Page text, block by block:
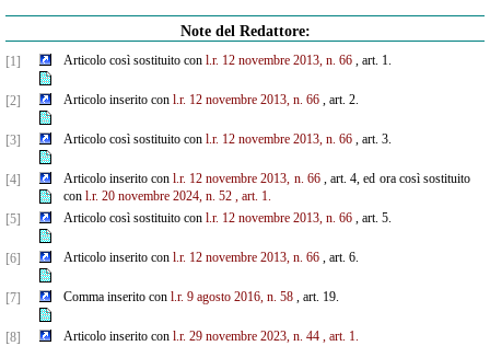
Note del Redattore:
[1] Articolo così sostituito con l.r. 12 novembre 2013, n. 66, art. 1.
[2] Articolo inserito con l.r. 12 novembre 2013, n. 66, art. 2.
[3] Articolo così sostituito con l.r. 12 novembre 2013, n. 66, art. 3.
[4] Articolo inserito conl.r. 12 novembre 2013, n. 66, art. 4, ed ora così sostituito
con l.r. 20 novembre 2024, n. 52 , art. 1.
[5]
Articolo così sostituito con l.r. 12 novembre 2013, n. 66, art. 5.
[6] Articolo inserito con l.r. 12 novembre 2013, n. 66, art. 6.
[7] Comma inserito con l.r. 9 agosto 2016, n. 58, art. 19.
[8] Articolo inserito con l.r. 29 novembre 2023, n. 44 , art. 1.